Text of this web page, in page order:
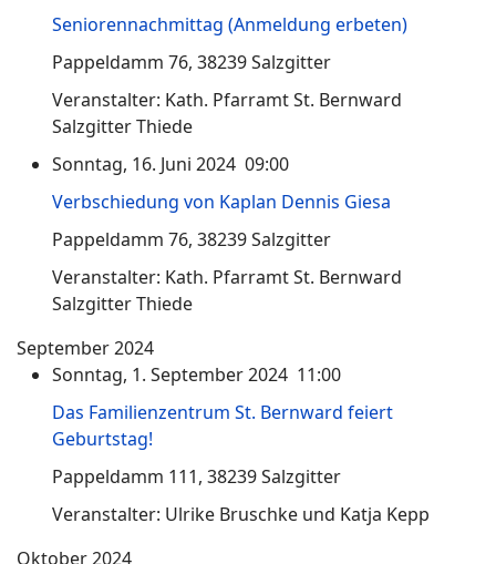
Seniorennachmittag (Anmeldung erbeten)
Pappeldamm 76, 38239 Salzgitter
Veranstalter: Kath. Pfarramt St. Bernward
Salzgitter Thiede
Sonntag, 16. Juni 2024 09:00
Verbschiedung von Kaplan Dennis Giesa
Pappeldamm 76, 38239 Salzgitter
Veranstalter: Kath. Pfarramt St. Bernward
Salzgitter Thiede
September 2024
Sonntag, 1. September 2024 11:00
Das Familienzentrum St. Bernward feiert
Geburtstag!
Pappeldamm 111, 38239 Salzgitter
Veranstalter: Ulrike Bruschke und Katja Kepp
Oktober 2024